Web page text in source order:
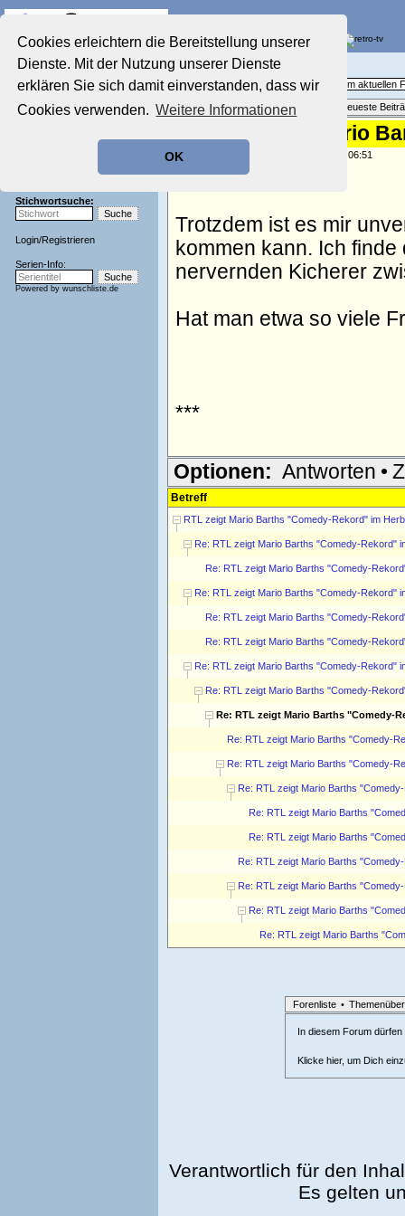
Cookies erleichtern die Bereitstellung unserer
Dienste. Mit der Nutzung unserer Dienste
erklären Sie sich damit einverstanden, dass wir
Cookies verwenden. Weitere Informationen
OK
Startseite
Aktuelles Forum
Film-Forum
Zeichentrick-Forum
Stichwortsuche:
Login/Registrieren
Serien-Info:
Powered by wunschliste.de
Aktuelles Forum
Fragen, Antworten und Meinungen zum aktuellen
Themenübersicht • Neues Thema Neueste
Re: RTL zeigt Mario
geschrieben von: , 14.07.08 06:51
.
Trotzdem ist es mir
kommen kann. Ich
nervernden Kicherer
Hat man etwa so viele
***
Optionen: Antworten •
Betreff
RTL zeigt Mario Barths "Comedy-Rekord" im
Re: RTL zeigt Mario Barths "Comedy-Rekord"
Re: RTL zeigt Mario Barths "Comedy-
Re: RTL zeigt Mario Barths "Comedy-Rekord"
Re: RTL zeigt Mario Barths "Comedy-
Re: RTL zeigt Mario Barths "Comedy-
Re: RTL zeigt Mario Barths "Comedy-Rekord"
Re: RTL zeigt Mario Barths "Comedy-
Re: RTL zeigt Mario Barths "Comedy-
Re: RTL zeigt Mario Barths "Comedy-
Re: RTL zeigt Mario Barths "Comedy-
Re: RTL zeigt Mario Barths
Re: RTL zeigt Mario Barths
Re: RTL zeigt Mario Barths
Re: RTL zeigt Mario Barths
Re: RTL zeigt Mario Barths
Re: RTL zeigt Mario Barths
Re: RTL zeigt Mario Barths
Forenliste •
In diesem Forum
Klicke hier, um Dich
Verantwortlich für den
Es gelten